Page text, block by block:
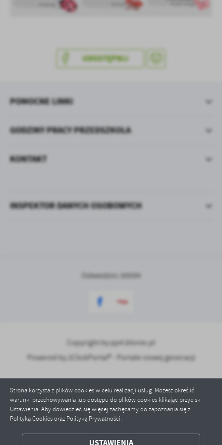
Strona korzysta z plików cookies w celu realizacji usług. Możesz określić
warunki przechowywania lub dostępu do plików cookies klikając przycisk
Ustawienia. Aby dowiedzieć się więcej zachęcamy do zapoznania się z
Polityką Cookies oraz Polityką Prywatności.
USTAWIENIA
treści w postaci wiadomości, ofert, komunikatów mediów
społecznościowych.
ZAPISZ WYBRANE
UDOSTĘPNIJ
POMOCNE LINKI
GODZINY PRACY PRZEDSZKOLA
KONTAKT
INSPEKTOR DANYCH OSOBOWYCH
Odwiedzin: 69594
Copyright by pp4.blonie.pl
Powered by
2ClickPortal® - Portale nowej generacji